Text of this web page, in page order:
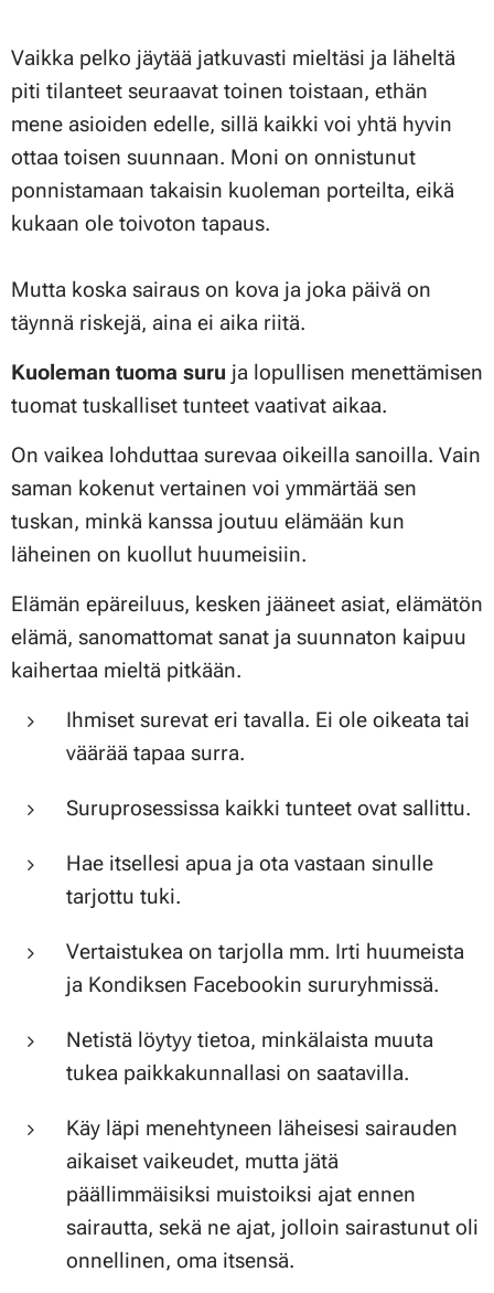
Vaikka pelko jäytää jatkuvasti mieltäsi ja läheltä
piti tilanteet seuraavat toinen toistaan, ethän
mene asioiden edelle, sillä kaikki voi yhtä hyvin
ottaa toisen suunnaan. Moni on onnistunut
ponnistamaan takaisin kuoleman porteilta, eikä
kukaan ole toivoton tapaus.
Mutta koska sairaus on kova ja joka päivä on
täynnä riskejä, aina ei aika riitä.
Kuoleman tuoma suru ja lopullisen menettämisen
tuomat tuskalliset tunteet vaativat aikaa.
On vaikea lohduttaa surevaa oikeilla sanoilla. Vain
saman kokenut vertainen voi ymmärtää sen
tuskan, minkä kanssa joutuu elämään kun
läheinen on kuollut huumeisiin.
Elämän epäreiluus, kesken jääneet asiat, elämätön
elämä, sanomattomat sanat ja suunnaton kaipuu
kaihertaa mieltä pitkään.
Ihmiset surevat eri tavalla. Ei ole oikeata tai
väärää tapaa surra.
Suruprosessissa kaikki tunteet ovat sallittu.
Hae itsellesi apua ja ota vastaan sinulle
tarjottu tuki.
Vertaistukea on tarjolla mm. Irti huumeista
ja Kondiksen Facebookin sururyhmissä.
Netistä löytyy tietoa, minkälaista muuta
tukea paikkakunnallasi on saatavilla.
Käy läpi menehtyneen läheisesi sairauden
aikaiset vaikeudet, mutta jätä
päällimmäisiksi muistoiksi ajat ennen
sairautta, sekä ne ajat, jolloin sairastunut oli
onnellinen, oma itsensä.